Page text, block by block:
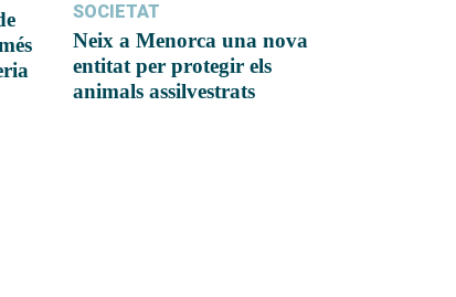
SOCIETAT
Neix a Menorca una nova
entitat per protegir els
animals assilvestrats